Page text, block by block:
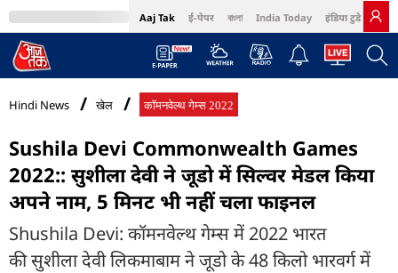
Aaj Tak ई-पेपर বাংলা India Today इंडिया टुडे हिंदी
MumbaiTak Cosmopolitan Harper's Bazaar Northeast
Hindi News खेल कॉमनवेल्थ गेम्स 2022
Sushila Devi Commonwealth Games
2022:: सुशीला देवी ने जूडो में सिल्वर मेडल किया
अपने नाम, 5 मिनट भी नहीं चला फाइनल
Shushila Devi: कॉमनवेल्थ गेम्स में 2022 भारत
की सुशीला देवी लिकमाबाम ने जूडो के 48 किलो भारवर्ग में